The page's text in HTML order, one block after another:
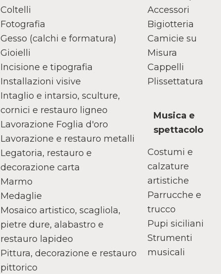
Coltelli
Fotografia
Gesso (calchi e formatura)
Gioielli
Incisione e tipografia
Installazioni visive
Intaglio e intarsio, sculture,
cornici e restauro ligneo
Lavorazione Foglia d'oro
Lavorazione e restauro metalli
Legatoria, restauro e
decorazione carta
Marmo
Medaglie
Mosaico artistico, scagliola,
pietre dure, alabastro e
restauro lapideo
Pittura, decorazione e restauro
pittorico
Accessori
Bigiotteria
Camicie su
Misura
Cappelli
Plissettatura
Musica e
spettacolo
Costumi e
calzature
artistiche
Parrucche e
trucco
Pupi siciliani
Strumenti
musicali